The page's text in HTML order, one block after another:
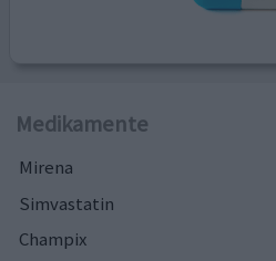
Medikamente
Mirena
Simvastatin
Champix